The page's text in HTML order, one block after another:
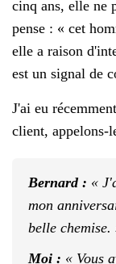
cinq ans, elle ne
pense : « cet
elle a raison
est un signal de
J'ai eu
client, appelons-
Bernard : «
mon
belle chemise.
Moi : « Vous